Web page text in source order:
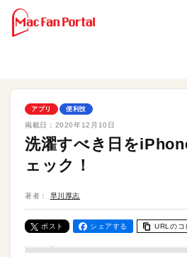
アプリ 便利技
掲載日： 2020年12月10日
洗濯すべき日を
ェック！
著者： 早川厚志
ポスト シェアする URLのコ